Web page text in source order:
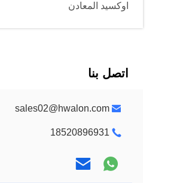
اوكسيد المعادن
اتصل بنا
sales02@hwalon.com
18520896931